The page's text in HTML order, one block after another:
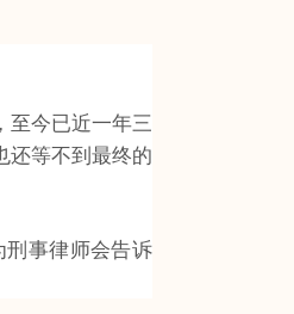
至今已近一年三
还等不到最终的
事律师会告诉